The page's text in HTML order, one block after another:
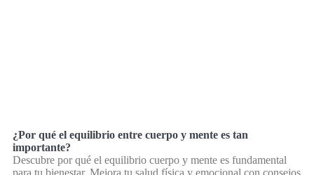
¿Por qué el equilibrio entre cuerpo y mente es tan
importante?
Descubre por qué el equilibrio cuerpo y mente es fundamental
para tu bienestar. Mejora tu salud física y emocional con consejos